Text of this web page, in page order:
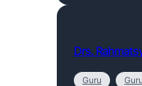
Drs.
Guru